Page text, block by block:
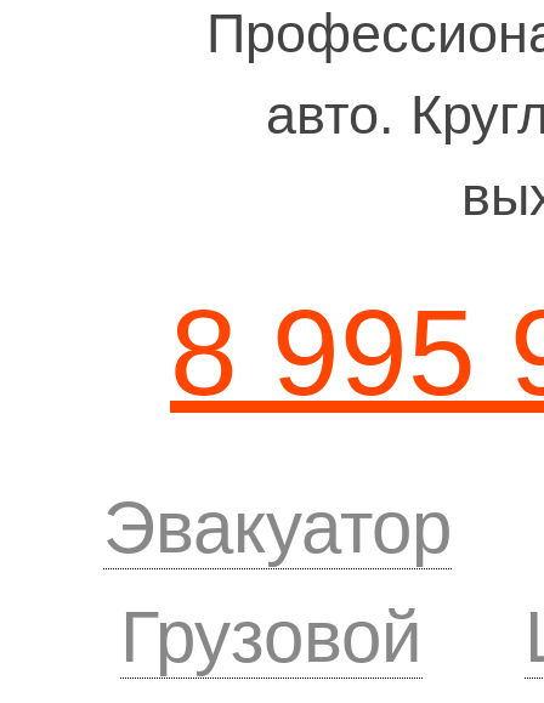
авто.
8 995
Эвакуатор
Грузовой